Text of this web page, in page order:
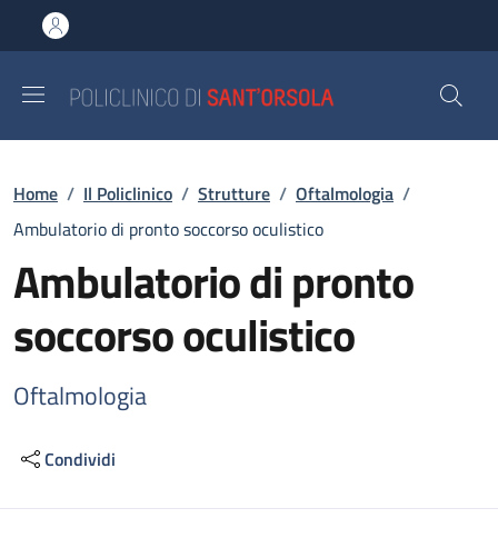
al contenuto principale
to footer content
Briciole di pane
Home / Il Policlinico / Strutture / Oftalmologia /
Ambulatorio di pronto soccorso oculistico
Ambulatorio di pronto
soccorso oculistico
Oftalmologia
Condividi